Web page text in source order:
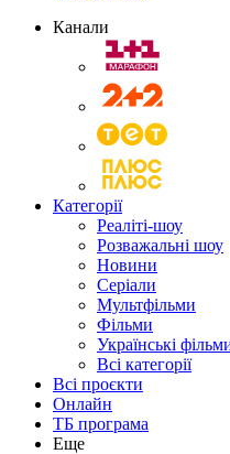
Канали
Категорії
Реаліті-шоу
Розважальні шоу
Новини
Серіали
Мультфільми
Фільми
Українські
Всі категорії
Всі проєкти
Онлайн
ТБ програма
Еще